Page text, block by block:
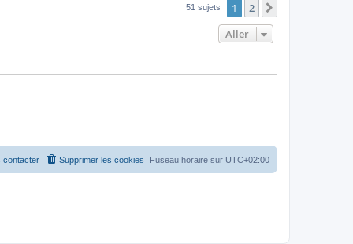
51 sujets 1 2
Aller
Fuseau horaire sur UTC+02:00
Supprimer les cookies
contacter